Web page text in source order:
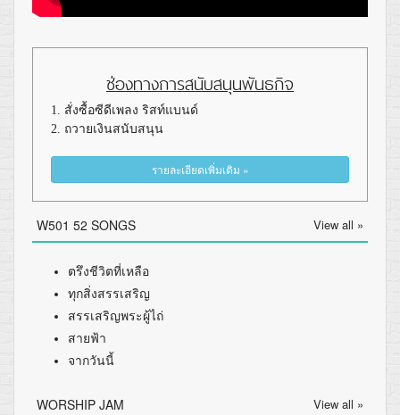
ช่องทางการสนับสนุนพันธกิจ
1. สั่งซื้อซีดีเพลง ริสท์แบนด์
2. ถวายเงินสนับสนุน
รายละเอียดเพิ่มเติม »
W501 52 SONGS View all »
ตรึงชีวิตที่เหลือ
ทุกสิ่งสรรเสริญ
สรรเสริญพระผู้ไถ่
สายฟ้า
จากวันนี้
WORSHIP JAM View all »